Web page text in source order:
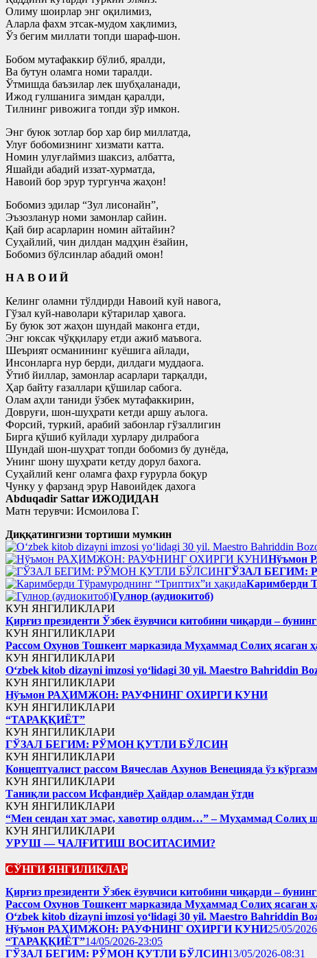
Олиму шоирлар энг оқилимиз,
Аларла фахм этсак-мудом хақлимиз,
Ўз бегим миллати топди шараф-шон.
Бобом мутафаккир бўлиб, яралди,
Ва бутун оламга номи таралди.
Ўтмишда баъзилар лек шубҳаланади,
Ижод гулшанига зимдан қаралди,
Тилнинг ривожига топди зўр имкон.
Энг буюк зотлар бор хар бир миллатда,
Улуғ бобомизнинг хизмати катта.
Номин улуғлаймиз шаксиз, албатта,
Яшайди абадий иззат-хурматда,
Навоий бор эрур тургунча жаҳон!
Бобомиз эдилар “Зул лисонайн”,
Эъзозланур номи замонлар сайин.
Қай бир асарларин номин айтайин?
Суҳайлий, чин дилдан мадҳин ёзайин,
Бобомиз бўлсинлар абадий омон!
Н А В О И Й
Келинг оламни тўлдирди Навоий куй навога,
Гўзал куй-наволари кўтарилар ҳавога.
Бу буюк зот жаҳон шундай маконга етди,
Энг юксак чўққилару етди ажиб маъвога.
Шеърият османининг куёшига айлади,
Инсонларга нур берди, дилдаги муддаога.
Ўтиб йиллар, замонлар асарлари тарқалди,
Ҳар байту ғазаллари қўшилар сабога.
Олам аҳли таниди ўзбек мутафаккирин,
Довруғи, шон-шуҳрати кетди аршу аълога.
Форсий, туркий, арабий забонлар гўзаллигин
Бирга қўшиб куйлади хурлару дилрабога
Шундай шон-шуҳрат топди бобомиз бу дунёда,
Унинг шону шуҳрати кетду дорул бахога.
Суҳайлий кенг оламга фахр ғурурла боқур
Чунку у фарзанд эрур Навоийдек дахога
Abduqadir Sattar ИЖОДИДАН
Матн терувчи: Исмоилова Г.
Диққатингизни тортиши мумкин
Нўъмон
ГЎЗАЛ БЕГИМ:
Каримберди
Гулнор (аудиокитоб)
КУН ЯНГИЛИКЛАРИ
Қирғиз президенти Ўзбек ёзувчиси китобини чиқарди –
КУН ЯНГИЛИКЛАРИ
Рассом Охунов Тошкент марказида Муҳаммад Солиҳ яcаган
КУН ЯНГИЛИКЛАРИ
Oʻzbek kitob dizayni imzosi yoʻlidagi 30 yil. Maestro Bahriddin
КУН ЯНГИЛИКЛАРИ
Нўъмон РАҲИМЖОН: РАУФНИНГ ОХИРГИ КУНИ
КУН ЯНГИЛИКЛАРИ
“ТАРАҚҚИЁТ”
КУН ЯНГИЛИКЛАРИ
ГЎЗАЛ БЕГИМ: РЎМОН ҚУТЛИ БЎЛСИН
КУН ЯНГИЛИКЛАРИ
Концептуалист рассом Вячеслав Ахунов Венецияда ўз
КУН ЯНГИЛИКЛАРИ
Таниқли рассом Исфандиёр Ҳайдар оламдан ўтди
КУН ЯНГИЛИКЛАРИ
“Мен сендан хат эмас, хавотир олдим…” – Муҳаммад Солиҳ
КУН ЯНГИЛИКЛАРИ
УРУШ — ЧАЛҒИТИШ ВОСИТАСИМИ?
СЎНГИ ЯНГИЛИКЛАР
Қирғиз президенти Ўзбек ёзувчиси китобини чиқарди –
Рассом Охунов Тошкент марказида Муҳаммад Солиҳ яcаган
Oʻzbek kitob dizayni imzosi yoʻlidagi 30 yil. Maestro Bahriddin
Нўъмон РАҲИМЖОН: РАУФНИНГ ОХИРГИ КУНИ25/05/
“ТАРАҚҚИЁТ”14/05/2026-23:05
ГЎЗАЛ БЕГИМ: РЎМОН ҚУТЛИ БЎЛСИН13/05/2026-08:31